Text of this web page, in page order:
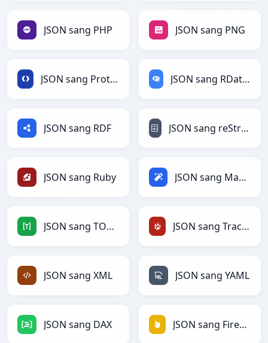
JSON sang PHP JSON sang PNG
JSON sang Protobuf JSON sang RDataFrame
JSON sang RDF JSON sang reStructuredText
JSON sang Ruby JSON sang Magic
JSON sang TOML JSON sang TracWiki
JSON sang XML JSON sang YAML
JSON sang DAX JSON sang Firebase